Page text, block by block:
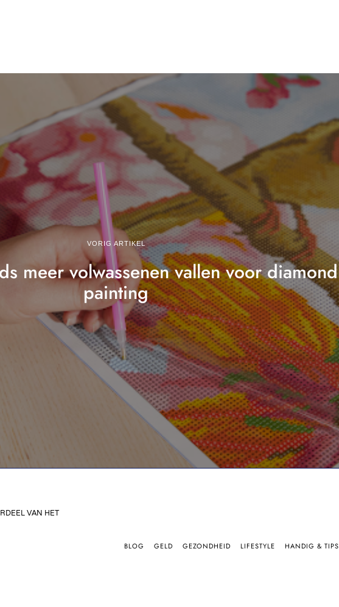
VORIG ARTIKEL
meer volwassenen vallen voor diamond
painting
VAN HET
BLOG GELD GEZONDHEID LIFESTYLE HANDIG & TIPS